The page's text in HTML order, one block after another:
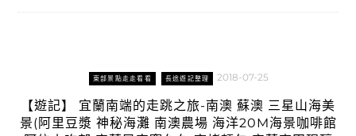
東部景點走走看看 長途遊記整理 2018-07-25
【遊記】 宜蘭南端的走跳之旅-南澳 蘇澳 三星山海美
景(阿里豆漿 神秘海灘 南澳農場 海洋20M海景咖啡館